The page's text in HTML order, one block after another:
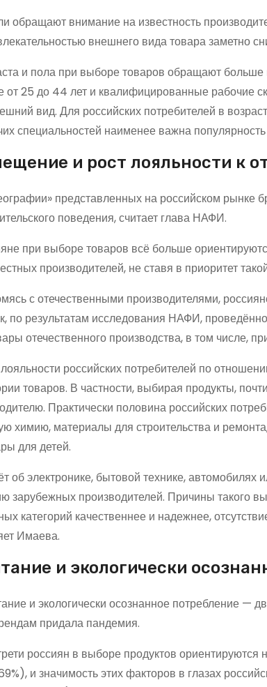
обращают внимание на известность
внешнего вида товара заметно
и пола при выборе товаров обращают
от 25 до 44 лет и квалифицированные рабочие
вид. Для российских потребителей в
специальностей наименее важна
и рост лояльности к
представленных на российском рынке
поведения, считает глава НАФИ.
при выборе товаров всё больше
производителей, не ставя в приоритет
с отечественными производителями,
по результатам исследования НАФИ,
отечественного производства, в том числе,
российских потребителей по
товаров. В частности, выбирая продукты,
Практически половина российских
химию, материалы для строительства и
для детей.
об электронике, бытовой технике, автомобилях
зарубежных производителей. Причины такого
категорий качественнее и надежнее,
Имаева.
и экологически
и экологически осознанное потребление —
придала пандемия.
россиян в выборе продуктов ориентируются
и значимость этих факторов в глазах